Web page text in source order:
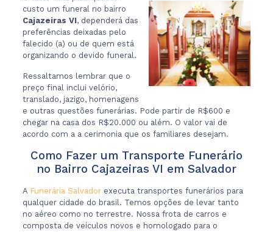
custo um funeral no bairro
Cajazeiras VI, dependerá das
preferências deixadas pelo
falecido (a) ou de quem está
organizando o devido funeral.
Ressaltamos lembrar que o
preço final inclui velório,
translado, jazigo, homenagens
e outras questões funerárias. Pode partir de R$600 e
chegar na casa dos R$20.000 ou além. O valor vai de
acordo com a a cerimonia que os familiares desejam.
Como Fazer um Transporte Funerário
no Bairro Cajazeiras VI em Salvador
A Funerária Salvadorexecuta transportes funerários para
qualquer cidade do brasil. Temos opções de levar tanto
no aéreo como no terrestre. Nossa frota de carros e
composta de veículos novos e homologado para o